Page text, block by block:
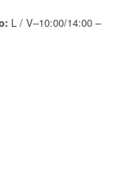
L / V–10:00/14:00 –